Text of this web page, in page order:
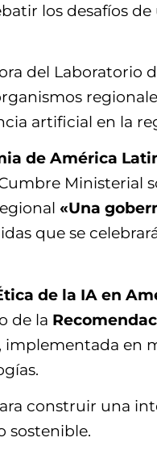
los desafíos de
del Laboratorio
artificial en la
de América
Ministerial
«Una
que se
de la IA en
de la
, implementada en
construir una
sostenible.